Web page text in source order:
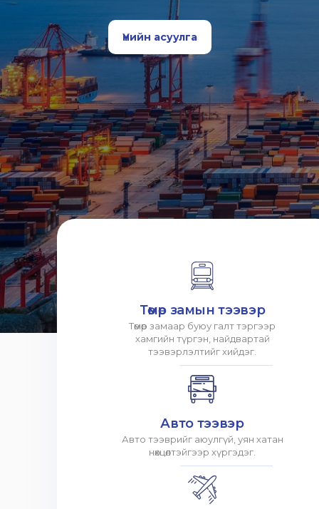
Үнийн асуулга
Төмөр замын тээвэр
Төмөр замаар буюу галт тэргээр
хамгийн түргэн, найдвартай
тээвэрлэлтийг хийдэг.
Авто тээвэр
Авто тээврийг аюулгүй, уян хатан
нөхцөлтэйгээр хүргэдэг.